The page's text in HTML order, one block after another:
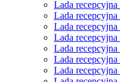
Lada
Lada
Lada
Lada
Lada
Lada
Lada